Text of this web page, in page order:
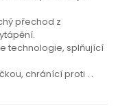
přechod z
technologie, splňující
chránící proti . .